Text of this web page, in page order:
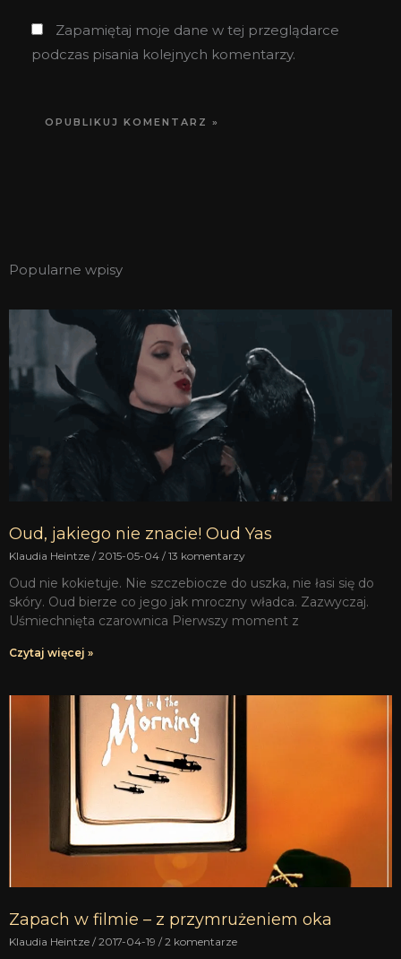
Zapamiętaj moje dane w tej przeglądarce
podczas pisania kolejnych komentarzy.
Popularne wpisy
Oud, jakiego nie znacie! Oud Yas
Klaudia Heintze 2015-05-04 13 komentarzy
Oud nie kokietuje. Nie szczebiocze do uszka, nie łasi się do
skóry. Oud bierze co jego jak mroczny władca. Zazwyczaj.
Uśmiechnięta czarownica Pierwszy moment z
Czytaj więcej »
Zapach w filmie – z przymrużeniem oka
Klaudia Heintze 2017-04-19 2 komentarze